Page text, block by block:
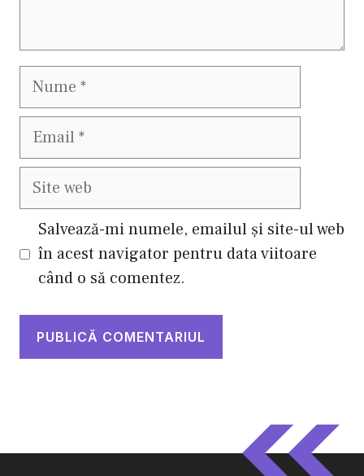
Nume
Email
Site
Salvează-mi numele, emailul și site-ul web
în acest navigator pentru data viitoare
când o să comentez.